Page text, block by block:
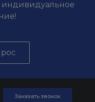
индивидуальное
Заказать звонок